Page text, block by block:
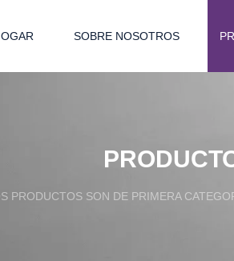
SOBRE NOSOTROS
PRODUCTOS SON DE PRIMERA